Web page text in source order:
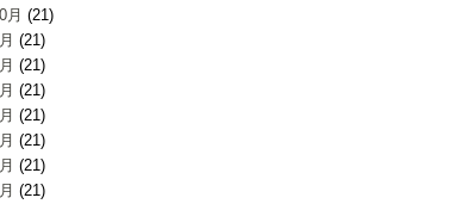
月 (21)
(21)
(21)
(21)
(21)
(21)
(21)
(21)